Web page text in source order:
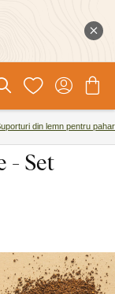
din lemn pentru pahar
- Set